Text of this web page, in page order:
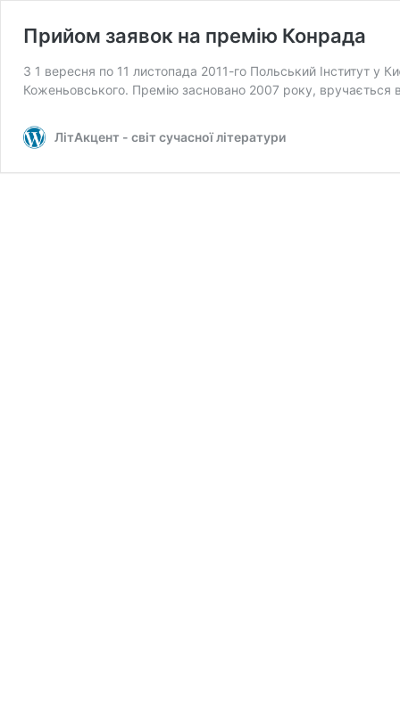
Прийом заявок на премію Конрада
З 1 вересня по 11 листопада 2011-го Польський Інститут у
Коженьовського. Премію засновано 2007 року,
ЛітАкцент - світ сучасної літератури